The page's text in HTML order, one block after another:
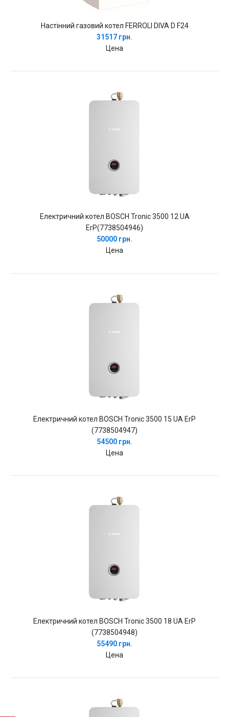
Настінний газовий котел FERROLI DIVA D F24
31517 грн.
Цена
Електричний котел BOSCH Tronic 3500 12 UA
ErP(7738504946)
50000 грн.
Цена
Електричний котел BOSCH Tronic 3500 15 UA ErP
(7738504947)
54500 грн.
Цена
Електричний котел BOSCH Tronic 3500 18 UA ErP
(7738504948)
55490 грн.
Цена